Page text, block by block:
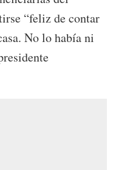
“feliz de contar
No lo había ni